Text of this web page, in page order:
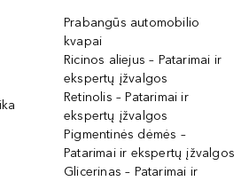
Prabangūs automobilio
kvapai
Ricinos aliejus – Patarimai ir
ekspertų įžvalgos
Retinolis – Patarimai ir
ekspertų įžvalgos
Pigmentinės dėmės –
Patarimai ir ekspertų įžvalgos
Glicerinas – Patarimai ir